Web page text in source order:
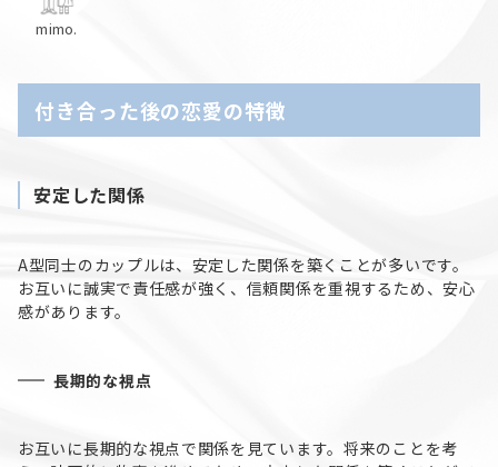
mimo.
付き合った後の恋愛の特徴
安定した関係
A型同士のカップルは、安定した関係を築くことが多いです。
お互いに誠実で責任感が強く、信頼関係を重視するため、安心
感があります。
長期的な視点
お互いに長期的な視点で関係を見ています。将来のことを考